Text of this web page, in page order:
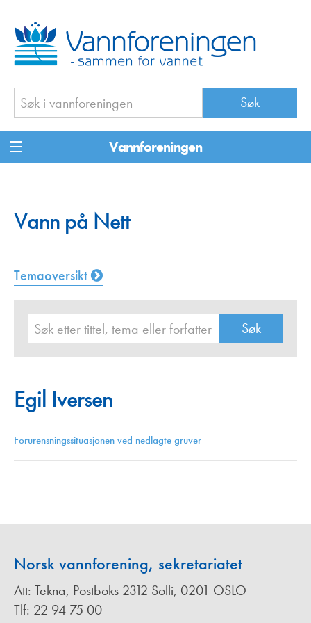
Vannforeningen
Vann på Nett
Temaoversikt
Egil Iversen
Forurensningssituasjonen ved nedlagte gruver
Norsk vannforening, sekretariatet
Att: Tekna, Postboks 2312 Solli, 0201 OSLO
Tlf: 22 94 75 00